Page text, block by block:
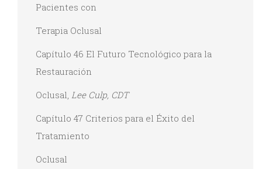
Pacientes con
Terapia Oclusal
Capítulo 46 El Futuro Tecnológico para la
Restauración
Oclusal, Lee Culp, CDT
Capítulo 47 Criterios para el Éxito del
Tratamiento
Oclusal